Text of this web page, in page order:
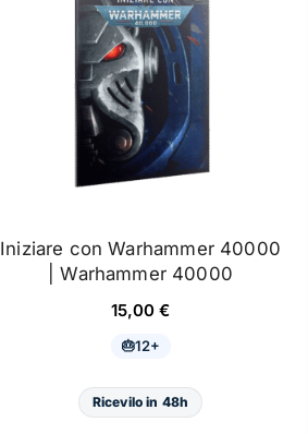
Iniziare con Warhammer 40000
| Warhammer 40000
15,00 €
12+
Ricevilo in 48h